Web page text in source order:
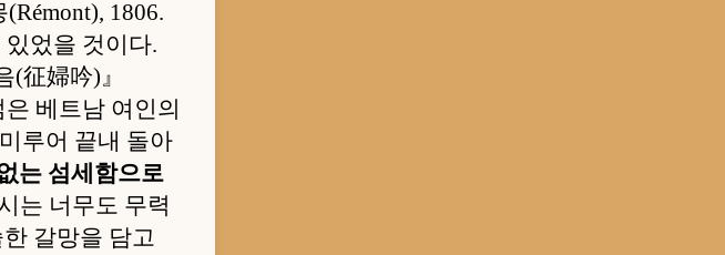
1806.
었을 것이다.
征婦吟)』
베트남 여인의
루어 끝내 돌아
는 섬세함으로
는 너무도 무력
갈망을 담고